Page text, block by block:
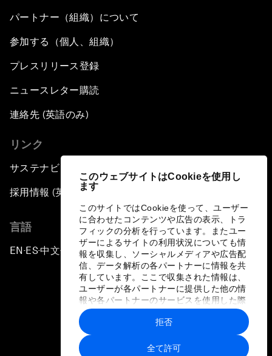
このウェブサイトはCookieを使用し
ます
このサイトではCookieを使って、ユーザー
に合わせたコンテンツや広告の表示、トラ
フィックの分析を行っています。またユー
ザーによるサイトの利用状況についても情
報を収集し、ソーシャルメディアや広告配
信、データ解析の各パートナーに情報を共
有しています。ここで収集された情報は、
ユーザーが各パートナーに提供した他の情
報や各パートナーのサービスを使用した際
に収集された情報と組み合わされ、各パー
トナーによって使用されることがありま
す。
全て許可
拒否
パートナー（組織）について
参加する（個人、組織）
プレスリリース登録
ニュースレター購読
連絡先 (英語のみ)
リンク
サステナビリティへの取り組み
採用情報 (英語のみ)
言語
EN ▪ ES▪中文▪ 日本語
プライバシーポリシーと利用規約